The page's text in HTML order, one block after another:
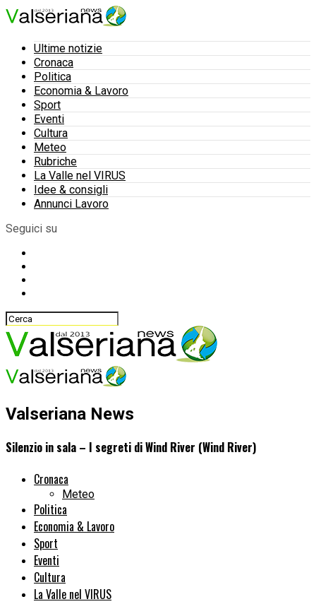
Ultime notizie
Cronaca
Politica
Economia & Lavoro
Sport
Eventi
Cultura
Meteo
Rubriche
La Valle nel VIRUS
Idee & consigli
Annunci Lavoro
Seguici su
Valseriana News
Silenzio in sala – I segreti di Wind River (Wind River)
Cronaca
Meteo
Politica
Economia & Lavoro
Sport
Eventi
Cultura
La Valle nel VIRUS